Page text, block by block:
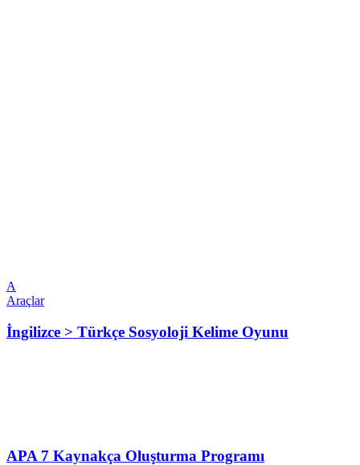
A
Araçlar
İngilizce > Türkçe Sosyoloji Kelime Oyunu
APA 7 Kaynakça Oluşturma Programı